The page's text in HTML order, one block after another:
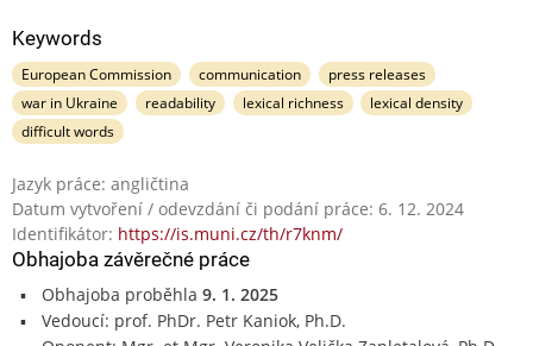
Keywords
European Commission communication
press releases
war in Ukraine
readability lexical richness
lexical density
difficult words
Jazyk práce: angličtina
Datum vytvoření / odevzdání či podání práce: 6. 12. 2024
Identifikátor: https://is.muni.cz/th/r7knm/
Obhajoba závěrečné práce
Obhajoba proběhla 9. 1. 2025
Vedoucí: prof. PhDr. Petr Kaniok, Ph.D.